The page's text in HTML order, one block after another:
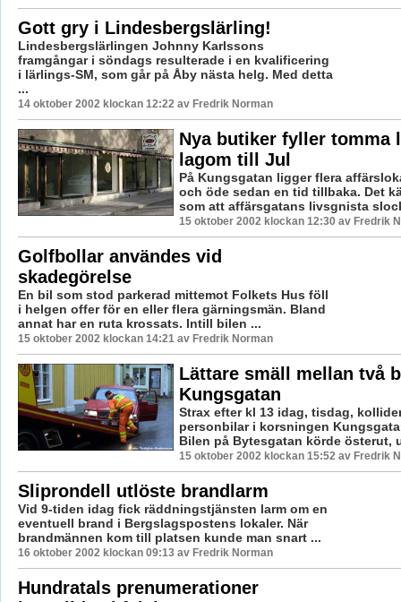
Gott gry i Lindesbergslärling!
Lindesbergslärlingen Johnny Karlssons
framgångar i söndags resulterade i en kvalificering
i lärlings-SM, som går på Åby nästa helg. Med detta
...
14 oktober 2002 klockan 12:22 av Fredrik Norman
Nya butiker fyller tomma
lagom till Jul
På Kungsgatan ligger flera
och öde sedan en tid tillbaka. Det
som att affärsgatans livsgnista
15 oktober 2002 klockan 12:30 av Fredrik
Golfbollar användes vid
skadegörelse
En bil som stod parkerad mittemot Folkets Hus föll
i helgen offer för en eller flera gärningsmän. Bland
annat har en ruta krossats. Intill bilen ...
15 oktober 2002 klockan 14:21 av Fredrik Norman
Lättare smäll mellan två
Kungsgatan
Strax efter kl 13 idag, tisdag,
personbilar i korsningen
Bilen på Bytesgatan körde österut,
15 oktober 2002 klockan 15:52 av Fredrik
Sliprondell utlöste brandlarm
Vid 9-tiden idag fick räddningstjänsten larm om en
eventuell brand i Bergslagspostens lokaler. När
brandmännen kom till platsen kunde man snart ...
16 oktober 2002 klockan 09:13 av Fredrik Norman
Hundratals prenumerationer